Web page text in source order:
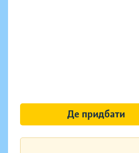
Де придбати